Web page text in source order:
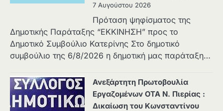
7 Αυγούστου 2026
Πρόταση ψηφίσματος της
Δημοτικής Παράταξης “ΕΚΚΙΝΗΣΗ” προς το
Δημοτικό Συμβούλιο Κατερίνης Στο δημοτικό
συμβούλιο της 6/8/2026 η δημοτική μας παράταξη…
Ανεξάρτητη Πρωτοβουλία
Εργαζομένων ΟΤΑ Ν. Πιερίας :
Δικαίωση του Κωνσταντίνου